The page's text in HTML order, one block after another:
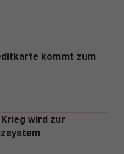
kommt zum
wird zur